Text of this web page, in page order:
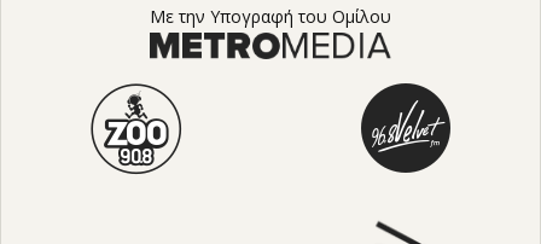
Με την Υπογραφή του Ομίλου